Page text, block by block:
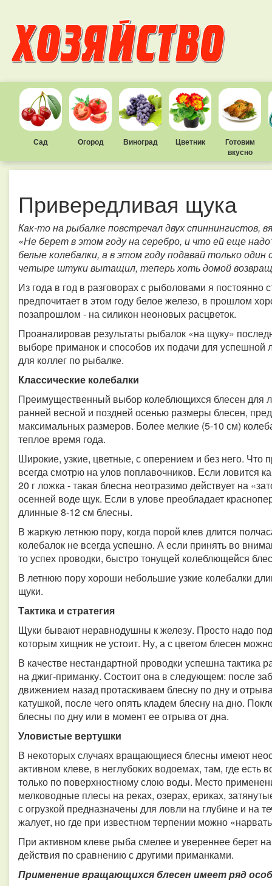
Сад Огород Виноград Цветник
Готовим
вкусно
Привередливая щука
Как-то на рыбалке повстречал двух спиннингистов,
«Не берет в этом году на серебро, и что ей еще
белые колебалки, а в этом году подавай только один
четыре штуки вытащил, теперь хоть домой
Из года в год в разговорах с рыболовами я
предпочитает в этом году белое железо, в прошлом
позапрошлом - на силикон неоновых расцветок.
Проаналировав результаты рыбалок «на щуку»
выборе приманок и способов их подачи для успешной
для коллег по рыбалке.
Классические колебалки
Преимущественный выбор колеблющихся блесен для
ранней весной и поздней осенью размеры блесен,
максимальных размеров. Более мелкие (5-10 см)
теплое время года.
Широкие, узкие, цветные, с оперением и без него. Что
всегда смотрю на улов поплавочников. Если ловится
20 г ложка - такая блесна неотразимо действует на
осенней воде щук. Если в улове преобладает
длинные 8-12 см блесны.
В жаркую летнюю пору, когда порой клев длится
колебалок не всегда успешно. А если принять во
то успех проводки, быстро тонущей колеблющейся
В летнюю пору хороши небольшие узкие колебалки
щуки.
Тактика и стратегия
Щуки бывают неравнодушны к железу. Просто надо
которым хищник не устоит. Ну, а с цветом блесен
В качестве нестандартной проводки успешна
на джиг-приманку. Состоит она в следующем: после
движением назад протаскиваем блесну по дну и
катушкой, после чего опять кладем блесну на дно.
блесны по дну или в момент ее отрыва от дна.
Уловистые вертушки
В некоторых случаях вращающиеся блесны имеют
активном клеве, в неглубоких водоемах, там, где есть
только по поверхностному слою воды. Место
мелководные плесы на реках, озерах, ериках,
с огрузкой предназначены для ловли на глубине и на
жалует, но где при известном терпении можно
При активном клеве рыба смелее и увереннее берет
действия по сравнению с другими приманками.
Применение вращающихся блесен имеет ряд